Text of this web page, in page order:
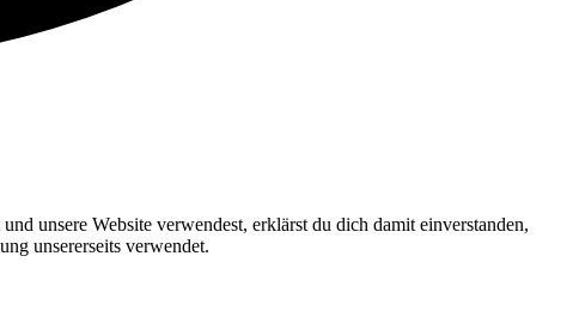
unsere Website verwendest, erklärst du dich damit einverstanden,
unsererseits verwendet.